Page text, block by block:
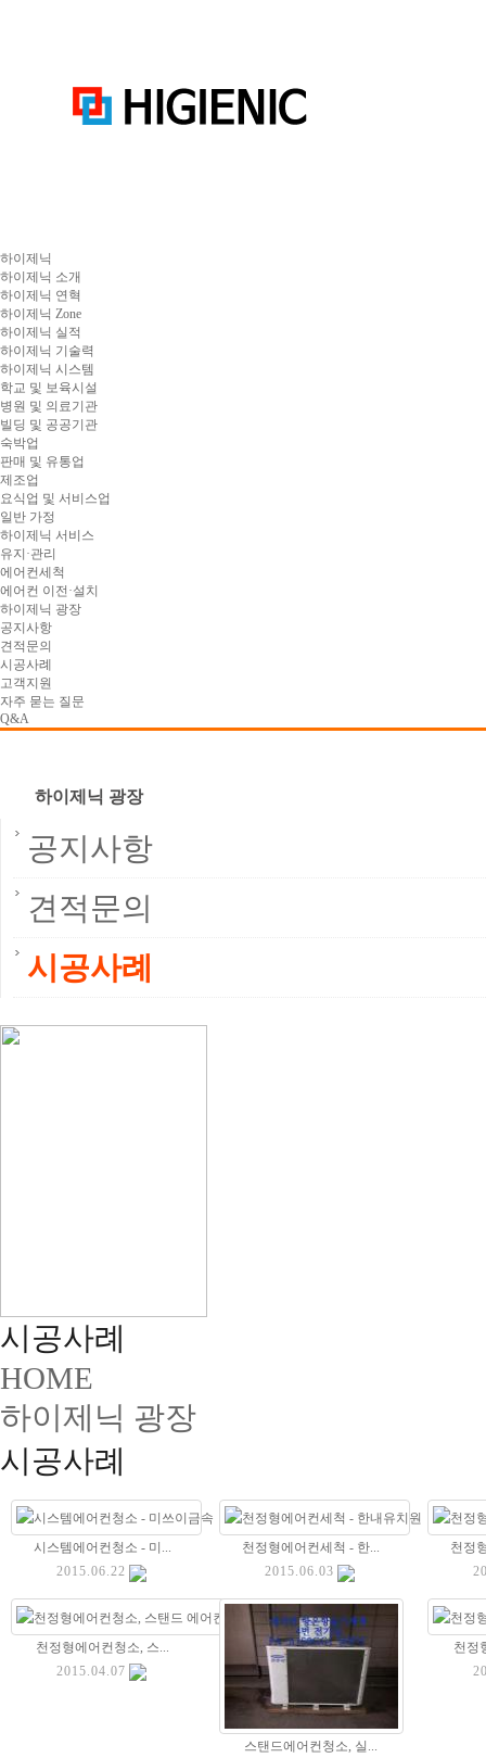
하이제닉
하이제닉 소개
하이제닉 연혁
하이제닉 Zone
하이제닉 실적
하이제닉 기술력
하이제닉 시스템
학교 및 보육시설
병원 및 의료기관
빌딩 및 공공기관
숙박업
판매 및 유통업
제조업
요식업 및 서비스업
일반 가정
하이제닉 서비스
유지·관리
에어컨세척
에어컨 이전·설치
하이제닉 광장
공지사항
견적문의
시공사례
고객지원
자주 묻는 질문
Q&A
하이제닉 광장
공지사항
견적문의
시공사례
시공사례
HOME
하이제닉 광장
시공사례
시스템에어컨청소 - 미...
2015.06.22
천정형에어컨세척 - 한...
2015.06.03
천정
천정형에어컨청소, 스...
2015.04.07
스탠드에어컨청소, 실...
천정